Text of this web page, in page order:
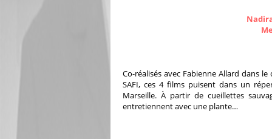
Co-réalisés avec Fabienne Allard dans
SAFI, ces 4 films puisent dans un
Marseille. À partir de cueillettes
entretiennent avec une plante…